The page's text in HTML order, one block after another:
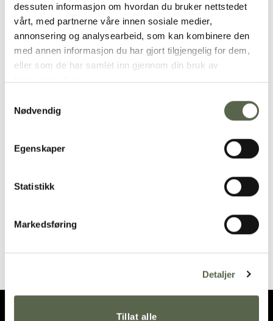
dessuten informasjon om hvordan du bruker nettstedet
vårt, med partnerne våre innen sosiale medier,
annonsering og analysearbeid, som kan kombinere den
med annen informasjon du har gjort tilgjengelig for dem,
eller som de har samlet inn gjennom din bruk av
tjenestene deres.
Nødvendig
Egenskaper
Statistikk
Markedsføring
Detaljer
Tillat alle
PRODUCT Cutlery
RELATED PRODUCTS
265,00kr
spoon